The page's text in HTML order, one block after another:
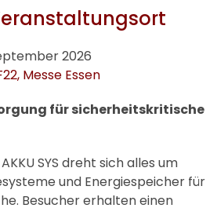
2026
Messe Essen
für sicherheitskritische
AKKU SYS dreht sich alles um
und Energiespeicher für
Besucher erhalten einen